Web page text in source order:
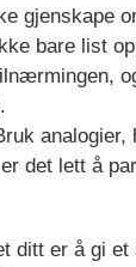
gjenskape
bare list
det lett å
ditt er å gi